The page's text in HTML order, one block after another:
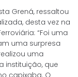
Grená, ressaltou
desta vez na
“Foi uma
uma surpresa
uma
instituição, que